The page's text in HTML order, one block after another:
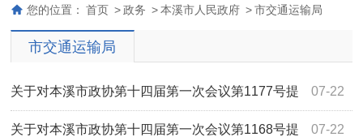
您的位置： 首页 > 政务 > 本溪市人民政府 > 市交通运输局
市交通运输局
07-22
关于对本溪市政协第十四届第一次会议第1177号提
案的答复 07-22
关于对本溪市政协第十四届第一次会议第1168号提